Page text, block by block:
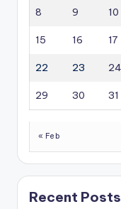
8 9 10
15 16 17
22 23 24
29 30 31
« Feb
Recent Posts